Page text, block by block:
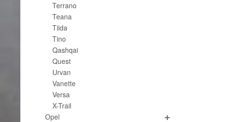
Terrano
Teana
Tiida
Tino
Qashqai
Quest
Urvan
Vanette
Versa
X-Trail
Opel